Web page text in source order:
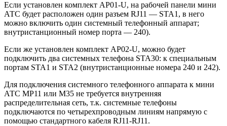
Если установлен комплект AP01-U, на рабочей панели мини
АТС будет расположен один разъем RJ11 — STA1, в него
можно включить один системный телефонный аппарат;
внутристанционный номер порта — 240).
Если же установлен комплект AP02-U, можно будет
подключить два системных телефона STA30: к специальным
портам STA1 и STA2 (внутристанционные номера 240 и 242).
Для подключения системного телефонного аппарата к мини
АТС MP11 или M35 не требуется внутренняя
распределительная сеть, т.к. cистемные телефоны
подключаются по четырехпроводным линиям напрямую с
помощью стандартного кабеля RJ11-RJ11.